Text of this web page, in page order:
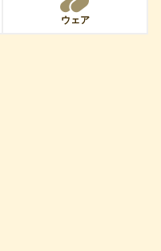
ウェア